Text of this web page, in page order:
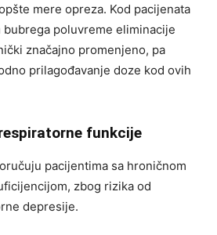
mere opreza. Kod pacijenata
poluvreme eliminacije
značajno promenjeno, pa
prilagođavanje doze kod ovih
funkcije
pacijentima sa hroničnom
zbog rizika od
depresije.